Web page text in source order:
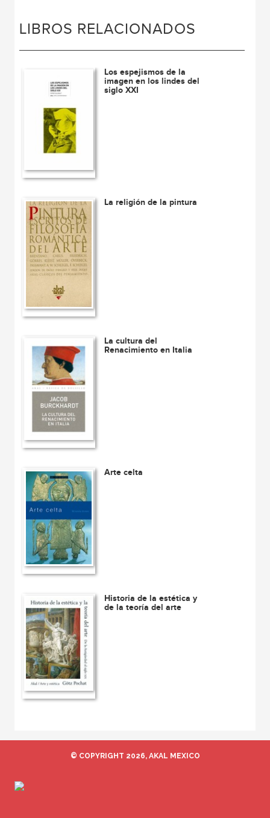
LIBROS RELACIONADOS
Los espejismos de la
imagen en los lindes del
siglo XXI
La religión de la pintura
La cultura del
Renacimiento en Italia
Arte celta
Historia de la estética y
de la teoría del arte
© COPYRIGHT 2026, AKAL MEXICO